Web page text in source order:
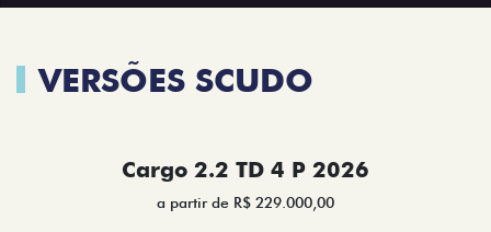
VERSÕES SCUDO
Cargo 2.2 TD 4 P 2026
a partir de R$ 229.000,00